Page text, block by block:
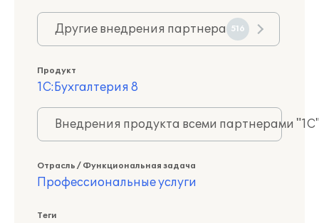
Другие внедрения партнера 516
Продукт
1С:Бухгалтерия 8
Внедрения продукта всеми партнерами
Отрасль / Функциональная задача
Профессиональные услуги
Теги